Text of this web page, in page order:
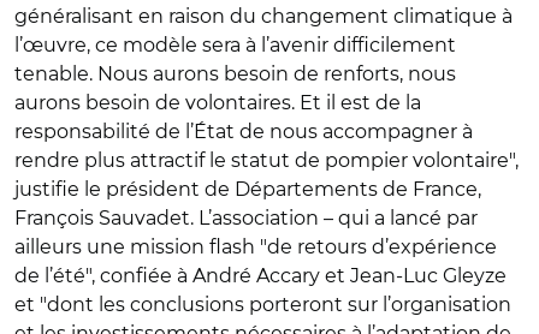
généralisant en raison du changement climatique à
l’œuvre, ce modèle sera à l’avenir difficilement
tenable. Nous aurons besoin de renforts, nous
aurons besoin de volontaires. Et il est de la
responsabilité de l’État de nous accompagner à
rendre plus attractif le statut de pompier volontaire",
justifie le président de Départements de France,
François Sauvadet. L’association – qui a lancé par
ailleurs une mission flash "de retours d’expérience
de l’été", confiée à André Accary et Jean-Luc Gleyze
et "dont les conclusions porteront sur l’organisation